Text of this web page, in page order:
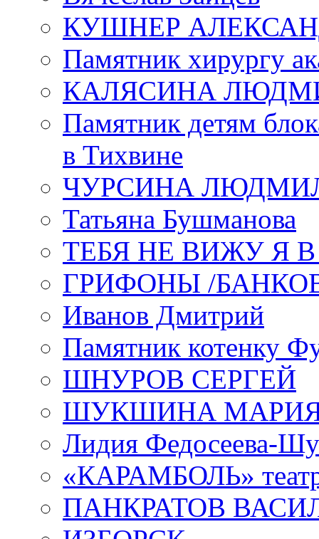
КУШНЕР
Памятник хирургу
КАЛЯСИНА
Памятник детям
в Тихвине
ЧУРСИНА
Татьяна Бушманова
ТЕБЯ НЕ ВИЖУ Я
ГРИФОНЫ /
Иванов Дмитрий
Памятник котенку
ШНУРОВ СЕРГЕЙ
ШУКШИНА
Лидия Федосеева-
«КАРАМБОЛЬ»
ПАНКРАТОВ